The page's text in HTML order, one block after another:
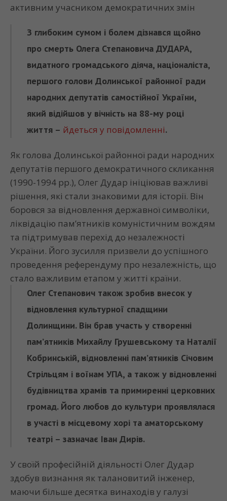
активним учасником демократичних змін
З глибоким сумом і болем дізнався щойно
про смерть Олега Степановича ДУДАРА,
видатного громадського діяча, націоналіста,
першого голови Долинської районної ради
народних депутатів самостійної України,
який відійшов у вічність на 88-му році
життя – йдеться у повідомленні.
Як голова Долинської районної ради народних
депутатів першого демократичного скликання
(1990-1994 рр.), Олег Дудар ініціював важливі
рішення, які стали знаковими для історії. Він
боровся за відновлення державної символіки,
ліквідацію пам’ятників комуністичним вождям
та підтримував перехід до незалежності
України. Його зусилля призвели до успішного
проведення референдуму про незалежність, що
стало важливим етапом у житті країни.
Олег Степанович також зробив внесок у
відновлення культурної спадщини
Долинщини. Він брав участь у створенні
пам’ятників Михайлу Грушевському та Наталії
Кобринській, відновленні пам’ятників Січовим
Стрільцям і воїнам УПА, а також у відновленні
будівництва храмів та примиренні церковних
громад. Його любов до культури проявлялася
в участі в місцевому хорі та аматорському
театрі – зазначає Іван Дирів.
У своїй професійній діяльності Олег Дудар
здобув визнання як талановитий інженер,
маючи більше десятка винаходів у галузі